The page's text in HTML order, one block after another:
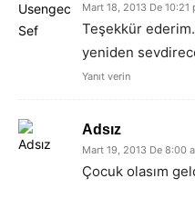
Mart 18, 2013 De 10:21
Teşekkür
yeniden
Yanıt verin
Adsız
Mart 19, 2013 De 8:00
Çocuk olasım